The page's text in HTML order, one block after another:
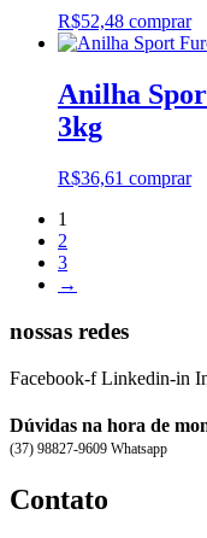
R$52,48 comprar
Anilha
3kg
R$36,61 comprar
1
2
3
→
nossas redes
Facebook-f Linkedin-in
Dúvidas na hora de
(37) 98827-9609 Whatsapp
Contato